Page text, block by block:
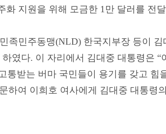
화 지원을 위해 모금한 1 만 달러를 전
족민주동맹(NLD) 한국지부장 등이
하였다. 이 자리에서 김대중 대통령은 “
통받는 버마 국민들이 용기를 갖고 힘
하여 이희호 여사에게 김대중 대통령